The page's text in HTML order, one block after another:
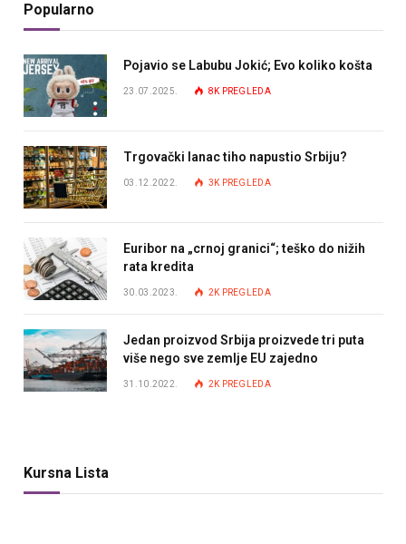
Popularno
Pojavio se Labubu Jokić; Evo koliko košta
23.07.2025. 8K PREGLEDA
Trgovački lanac tiho napustio Srbiju?
03.12.2022. 3K PREGLEDA
Euribor na „crnoj granici“; teško do nižih
rata kredita
30.03.2023. 2K PREGLEDA
Jedan proizvod Srbija proizvede tri puta
više nego sve zemlje EU zajedno
31.10.2022. 2K PREGLEDA
Kursna Lista